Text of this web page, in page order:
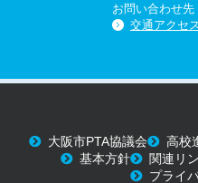
お問い合わせ先
交通アクセス
大阪市PTA協議会
高校
基本方針
関連リ
プライ